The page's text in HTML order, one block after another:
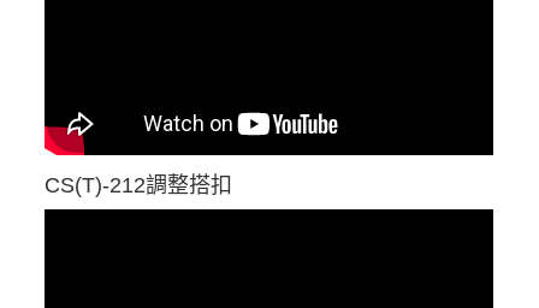
CS(T)-212調整搭扣